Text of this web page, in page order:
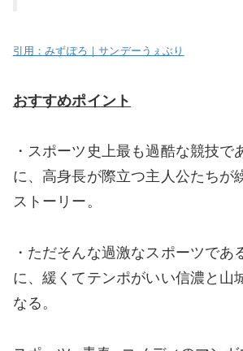
引用：みずぽろ｜サンデーうぇぶり
おすすめポイント
・スポーツ史上最も過酷な競技で
に、高身長が際立つ主人公たちが
ストーリー。
・ただそんな過激なスポーツであ
に、緩くてテンポがいい信濃と山
なる。